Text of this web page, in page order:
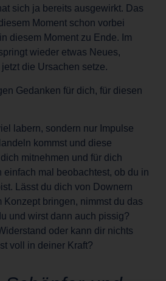
sich ja bereits ausgewirkt. Das
Moment schon vorbei
diesem Moment zu Ende. Im
wieder etwas Neues,
die Ursachen setze.
Gedanken für dich, für diesen
labern, sondern nur Impulse
kommst und diese
mitnehmen und für dich
einfach mal beobachtest, ob du in
Lässt du dich von Downern
Konzept bringen, nimmst du das
und wirst dann auch pissig?
oder kann dir nichts
voll in deiner Kraft?